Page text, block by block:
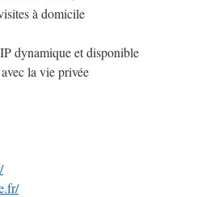
à domicile
dynamique et disponible
la vie privée